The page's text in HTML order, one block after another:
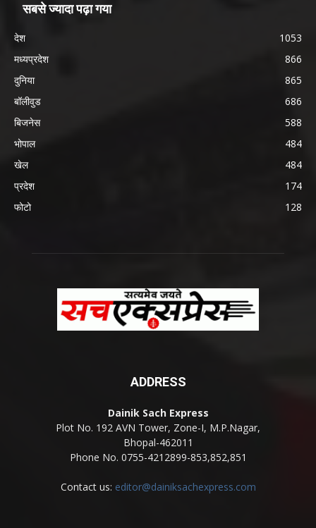
सबसे ज्यादा पढ़ा गया
देश
1053
मध्यप्रदेश
866
दुनिया
865
बॉलीवुड
686
बिजनेस
588
भोपाल
484
खेल
484
प्रदेश
174
फोटो
128
ADDRESS
Dainik Sach Express
Plot No. 192 AVN Tower, Zone-I, M.P.Nagar,
Bhopal-462011
Phone No. 0755-4212899-853,852,851
Contact us: editor@dainiksachexpress.com